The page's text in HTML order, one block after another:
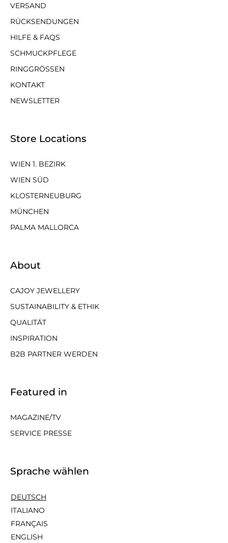
VERSAND
RÜCKSENDUNGEN
HILFE & FAQS
SCHMUCKPFLEGE
RINGGRÖSSEN
KONTAKT
NEWSLETTER
Store Locations
WIEN 1. BEZIRK
WIEN SÜD
KLOSTERNEUBURG
MÜNCHEN
PALMA MALLORCA
About
CAJOY JEWELLERY
SUSTAINABILITY & ETHIK
QUALITÄT
INSPIRATION
B2B PARTNER WERDEN
Featured in
MAGAZINE/TV
SERVICE PRESSE
Sprache wählen
DEUTSCH
ITALIANO
FRANÇAIS
ENGLISH